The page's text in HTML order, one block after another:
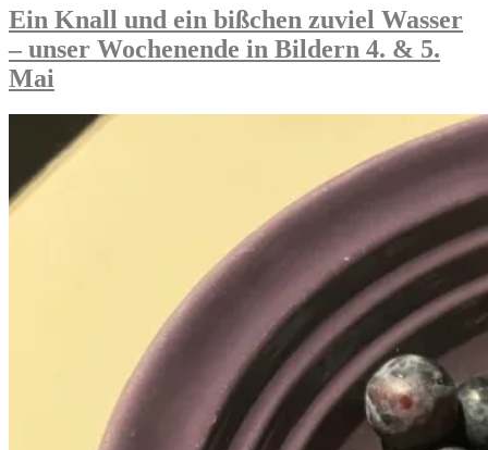
Pfingsten,
unser
Wochenende
in
Bildern
Mai“
der
Kulturen
&
Ein Knall und ein bißchen zuviel Wasser
– unser Wochenende in Bildern 4. & 5.
Mai